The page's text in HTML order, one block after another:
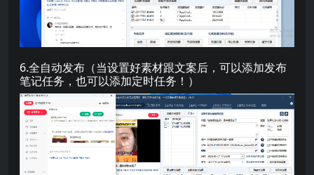
6.全自动发布（当设置好素材跟文案后，可以添加发布
笔记任务，也可以添加定时任务！）